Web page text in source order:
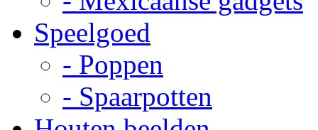
Speelgoed
- Poppen
- Spaarpotten